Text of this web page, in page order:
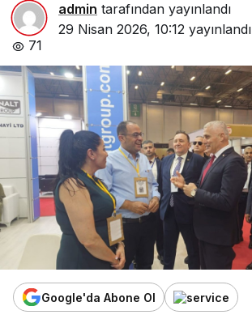
admin tarafından yayınlandı
29 Nisan 2026, 10:12 yayınlandı
71
Google'da Abone Ol